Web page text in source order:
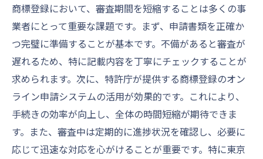
商標登録において、審査期間を短縮することは多くの事
業者にとって重要な課題です。まず、申請書類を正確か
つ完璧に準備することが基本です。不備があると審査が
遅れるため、特に記載内容を丁寧にチェックすることが
求められます。次に、特許庁が提供する商標登録のオン
ライン申請システムの活用が効果的です。これにより、
手続きの効率が向上し、全体の時間短縮が期待できま
す。また、審査中は定期的に進捗状況を確認し、必要に
応じて迅速な対応を心がけることが重要です。特に東京